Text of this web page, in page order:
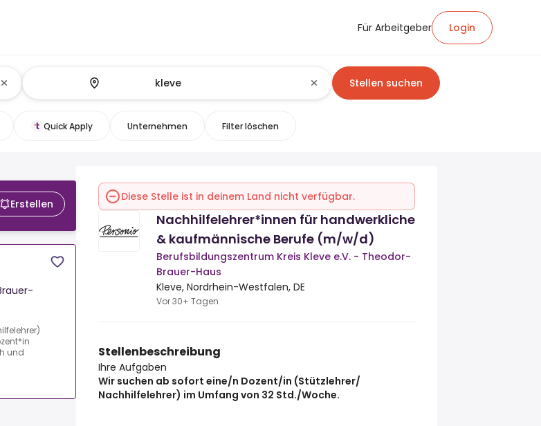
Für Arbeitgeber Login
Stellen suchen
Quick Apply Unternehmen Filter löschen
Erstellen
und
Diese Stelle ist in deinem Land nicht verfügbar.
Nachhilfelehrer*innen für handwerkliche
& kaufmännische Berufe (m/w/d)
Berufsbildungszentrum Kreis Kleve e.V. - Theodor-
Brauer-Haus
Kleve, Nordrhein-Westfalen, DE
Vor 30+ Tagen
Stellenbeschreibung
Ihre Aufgaben
Wir suchen ab sofort eine/n Dozent/in (Stützlehrer/
Nachhilfelehrer) im Umfang von 32 Std./Woche.